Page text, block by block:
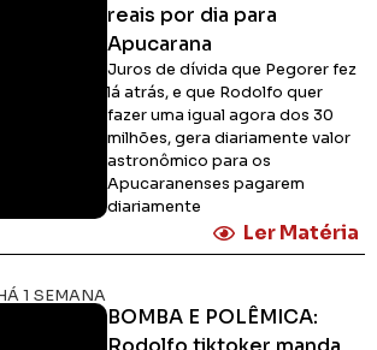
reais por dia para
Apucarana
Juros de dívida que Pegorer fez
lá atrás, e que Rodolfo quer
fazer uma igual agora dos 30
milhões, gera diariamente valor
astronômico para os
Apucaranenses pagarem
diariamente
Ler Matéria
1 SEMANA
BOMBA E POLÊMICA: